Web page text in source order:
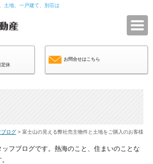
土地、一戸建て、別荘は
定休
お問合せはこちら
ブログ > 富士山の見える弊社売主物件と土地をご購入のお客様
フブログです。熱海のこと、住まいのことな